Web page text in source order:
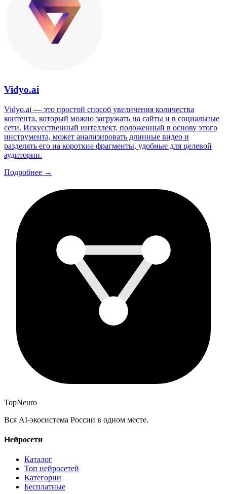
Vidyo.ai
Vidyo.ai — это простой способ увеличения количества
контента, который можно загружать на сайты и в социальные
сети. Искусственный интеллект, положенный в основу этого
инструмента, может анализировать длинные видео и
разделять его на короткие фрагменты, удобные для целевой
аудитории.
Подробнее →
TopNeuro
Вся AI-экосистема России в одном месте.
Нейросети
Каталог
Топ нейросетей
Категории
Бесплатные